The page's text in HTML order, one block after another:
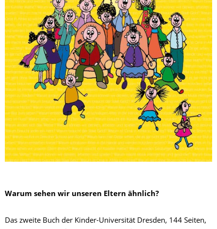
Warum sehen wir unseren Eltern ähnlich?
Das zweite Buch der Kinder-Universität Dresden, 144 Seiten,